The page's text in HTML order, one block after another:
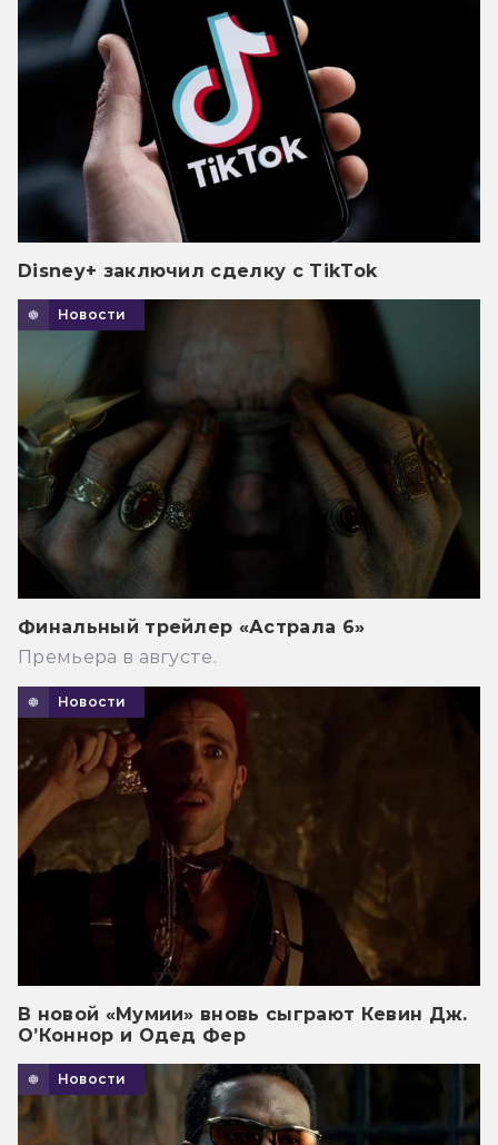
Disney+ заключил сделку с TikTok
Новости
Финальный трейлер «Астрала 6»
Премьера в августе.
Новости
В новой «Мумии» вновь сыграют Кевин Дж.
О’Коннор и Одед Фер
Новости